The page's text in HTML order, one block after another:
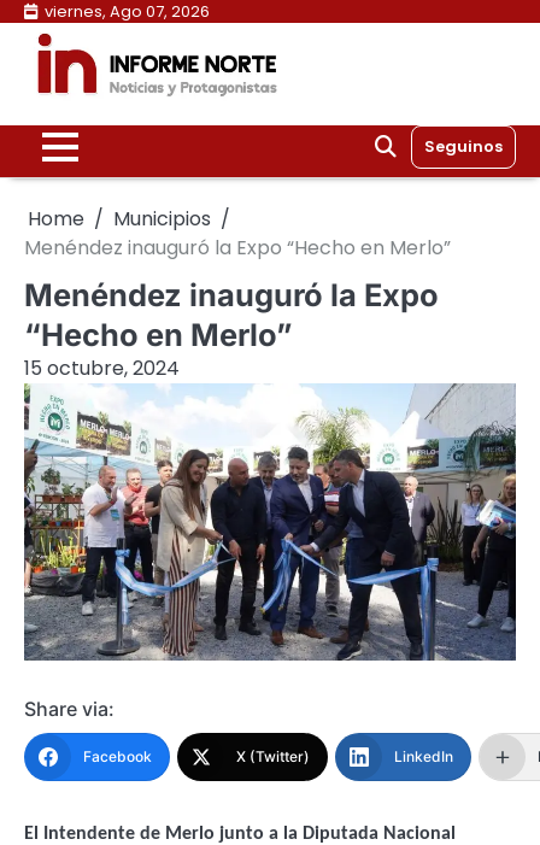
Skip
content
viernes, Ago 07, 2026
Seguinos
Home
Municipios
Menéndez inauguró la Expo “Hecho en Merlo”
Menéndez inauguró la Expo
“Hecho en Merlo”
15 octubre, 2024
Share via:
Facebook X (Twitter) LinkedIn
El Intendente de Merlo junto a la Diputada Nacional